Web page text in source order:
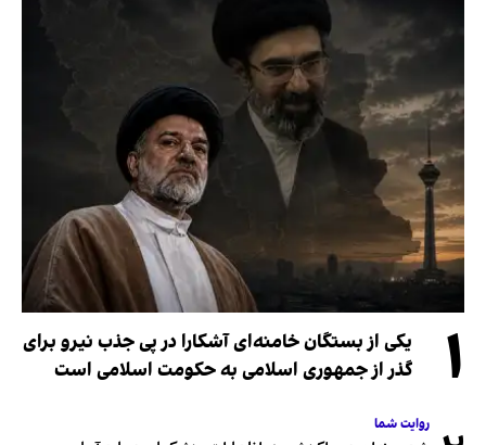
۱
یکی از بستگان خامنه‌ای آشکارا در پی جذب نیرو برای
گذر از جمهوری اسلامی به حکومت اسلامی است
روایت شما